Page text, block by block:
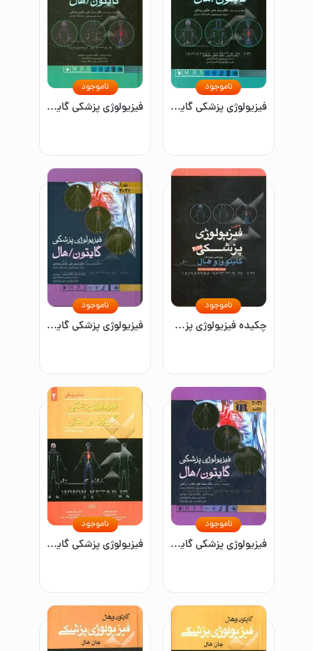
فیزیولوژی پزشکی گایتون / هال 2016: خلاصه
ناموجود
فیزیولوژی پزشکی گایتون / هال 2016 جلد دوم
ناموجود
چکیده فیزیولوژی پزشکی گایتون 2016
ناموجود
فیزیولوژی پزشکی گایتون / هال 2021 (جلد اول)
ناموجود
فیزیولوژی پزشکی گایتون و هال 2021
ناموجود
فیزیولوژی پزشکی گایتون و هال (جلد دوم)
ناموجود